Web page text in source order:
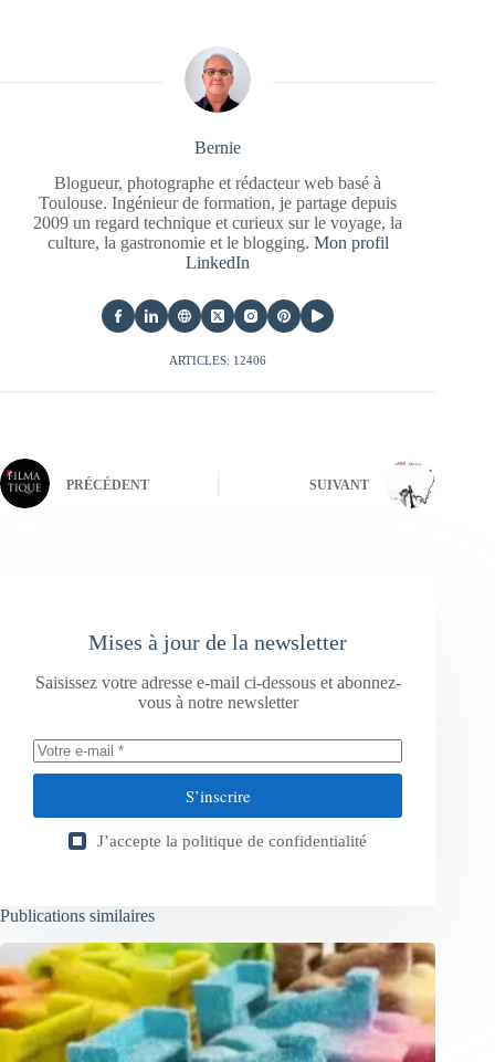
Bernie
Blogueur, photographe et rédacteur web basé à
Toulouse. Ingénieur de formation, je partage depuis
2009 un regard technique et curieux sur le voyage, la
culture, la gastronomie et le blogging. Mon profil
LinkedIn
ARTICLES: 12406
PRÉCÉDENT SUIVANT
Mises à jour de la newsletter
Saisissez votre adresse e-mail ci-dessous et abonnez-
vous à notre newsletter
S’inscrire
J’accepte la politique de confidentialité
Publications similaires